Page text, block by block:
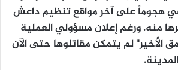
هجوماً على آخر مواقع تنظيم داعش
منه. ورغم إعلان مسؤولي العملية
الأخير" لم يتمكن مقاتلوها حتى الآن